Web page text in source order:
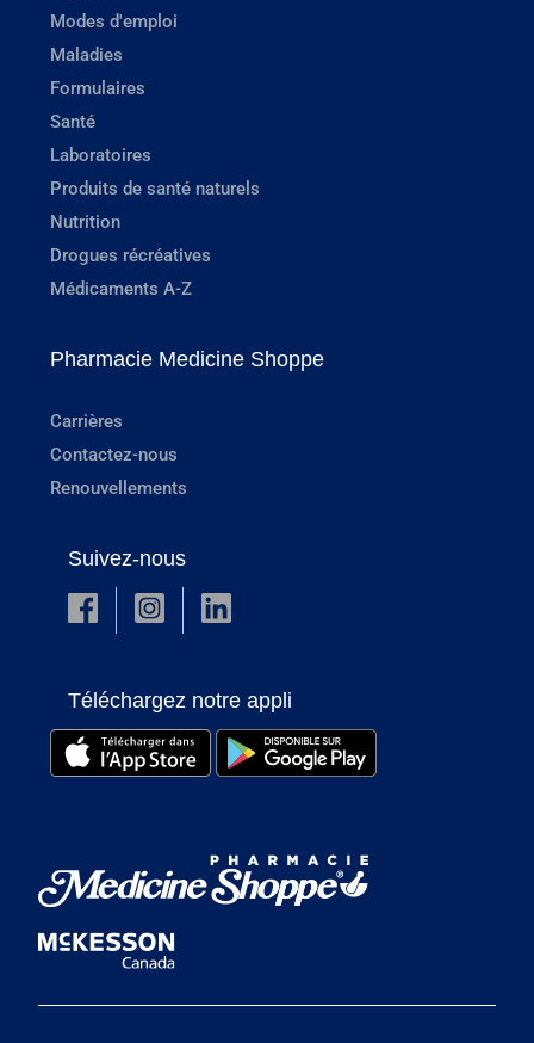
Modes d'emploi
Maladies
Formulaires
Santé
Laboratoires
Produits de santé naturels
Nutrition
Drogues récréatives
Médicaments A-Z
Pharmacie Medicine Shoppe
Carrières
Contactez-nous
Renouvellements
Suivez-nous
Téléchargez notre appli